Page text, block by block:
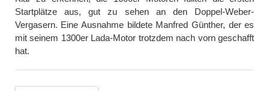
Startplätze aus, gut zu sehen an den Doppel-Weber-
Vergasern. Eine Ausnahme bildete Manfred Günther, der es
mit seinem 1300er Lada-Motor trotzdem nach vorn geschafft
hat.